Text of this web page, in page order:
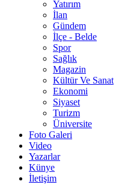
Yatırım
İlan
Gündem
İlçe - Belde
Spor
Sağlık
Magazin
Kültür Ve Sanat
Ekonomi
Siyaset
Turizm
Üniversite
Foto Galeri
Video
Yazarlar
Künye
İletişim